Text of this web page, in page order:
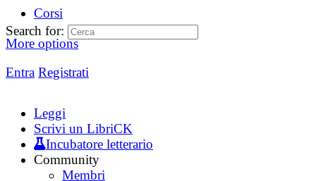
Corsi
More options
Entra Registrati
Search for:
Leggi
Scrivi un LibriCK
Incubatore letterario
Community
Membri